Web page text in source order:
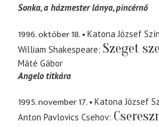
Sonka a házmester lánya, pincérnő
1996. október 18.
Katona József
William Shakespeare Szeget
Máté Gábor
Angelo titkára
1995. november 17.
Katona József
Anton Pavlovics Csehov